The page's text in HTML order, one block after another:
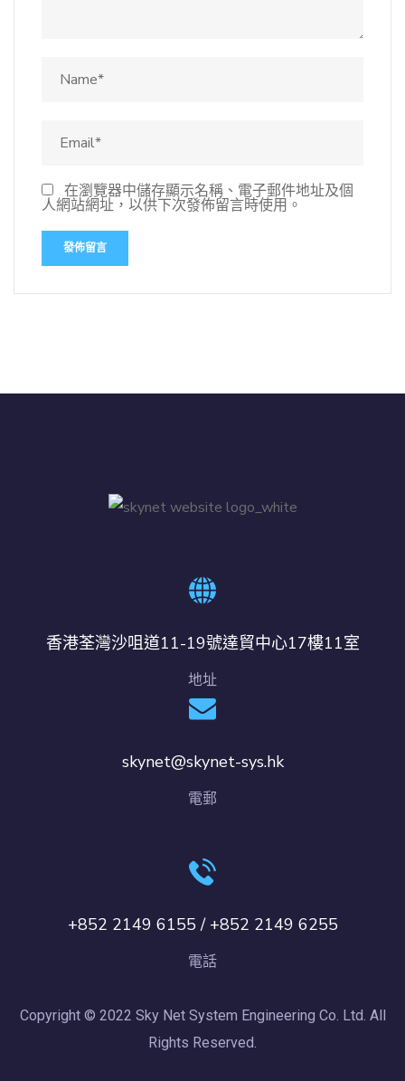
在瀏覽器中儲存顯示名稱、電子郵件地址及個
人網站網址，以供下次發佈留言時使用。
香港荃灣沙咀道11-19號達貿中心17樓11室
地址
skynet@skynet-sys.hk
電郵
+852 2149 6155 / +852 2149 6255
電話
Copyright © 2022 Sky Net System Engineering Co. Ltd. All
Rights Reserved.